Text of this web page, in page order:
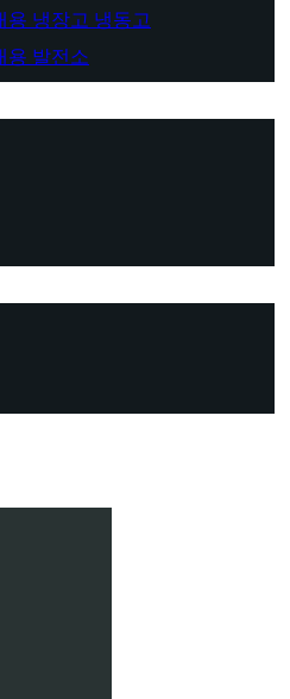
용 냉장고 냉동고
용 발전소